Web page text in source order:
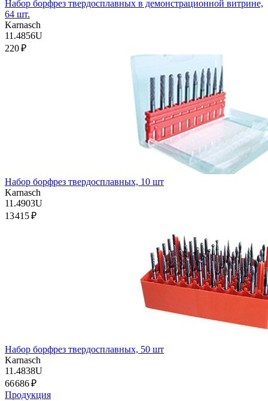
Набор борфрез твердосплавных в демонстрационной витрине,
64 шт.
Karnasch
11.4856U
220 ₽
Набор борфрез твердосплавных, 10 шт
Karnasch
11.4903U
13 415 ₽
Набор борфрез твердосплавных, 50 шт
Karnasch
11.4838U
66 686 ₽
Продукция